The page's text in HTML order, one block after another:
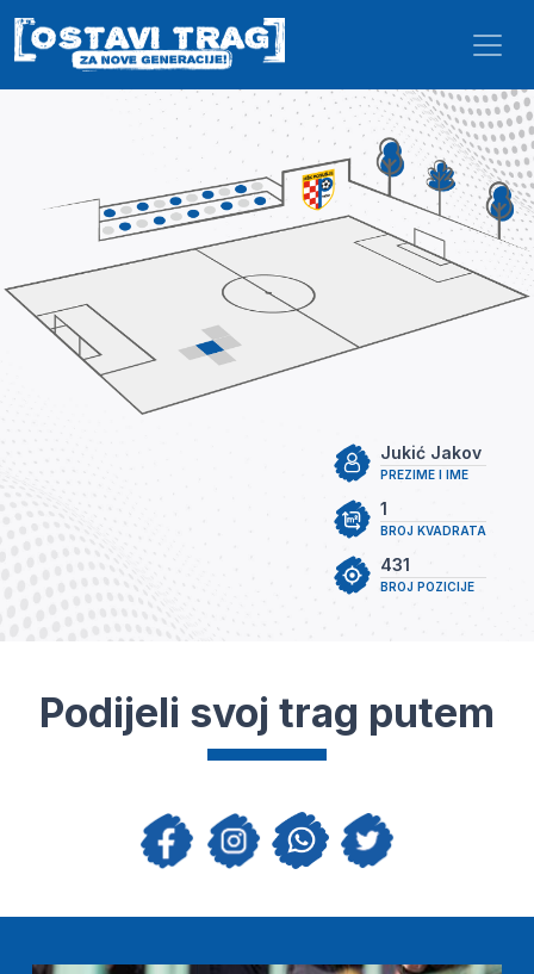
Skip to main content
PREZIME I IME
Jukić Jakov
BROJ KVADRATA
1
BROJ POZICIJE
431
Podijeli svoj trag putem